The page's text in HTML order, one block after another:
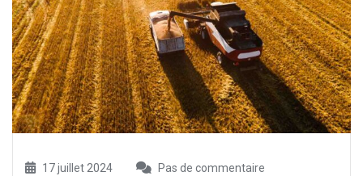
17 juillet 2024 Pas de commentaire